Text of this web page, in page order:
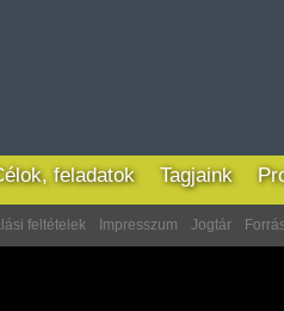
feladatok Tagjaink
feltételek Impresszum Jogtár